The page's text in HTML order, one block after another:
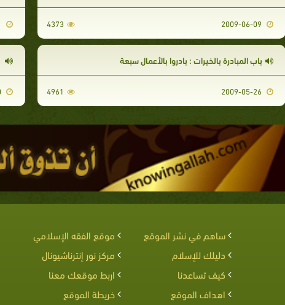
2009-06-09
4373
باب المبادرة بالخيرات : بادروا بالأعمال سبعة
2009-05-26
4961
2009-06-20
ساهم في نشر الموقع
موقع الفقه الإسلامي
دليلك للإسلام
مركز نور إنترناشيونال
كيف تساعدنا
اربط موقعك معنا
اهداف الموقع
خريطة الموقع